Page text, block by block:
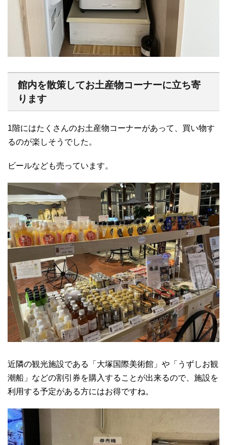
館内を散策してお土産物コーナーに立ち寄
ります
1階にはたくさんのお土産物コーナーがあって、買い物す
るのが楽しそうでした。
ビールなども売っています。
近隣の観光施設である「大塚国際美術館」や「うずしお観
潮船」などの割引券を購入することが出来るので、施設を
利用する予定がある方にはお得ですね。